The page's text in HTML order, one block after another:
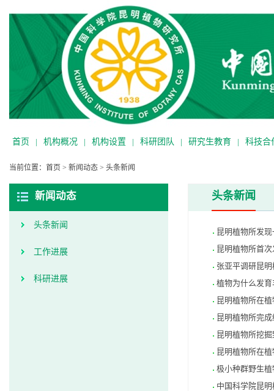
首页 | 机构概况 | 机构设置 | 科研团队 | 研究生教育 | 科技合
当前位置： 首页 > 新闻动态 > 头条新闻
新闻动态
头条新闻
工作进展
科研进展
头条新闻
昆明植物所发
昆明植物所首
张亚平调研昆
植物为什么发
昆明植物所在
昆明植物所完
昆明植物所挖
昆明植物所在
极小种群野生
中国科学院昆